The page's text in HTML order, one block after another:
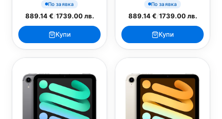
По заявка
889.14 €/1739.00 лв.
Купи
По заявка
889.14 €/1739.00 лв.
Купи